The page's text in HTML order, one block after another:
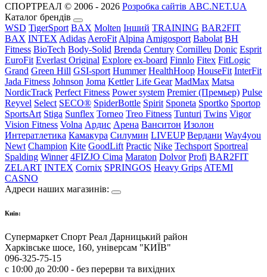
СПОРТРЕАЛ © 2006 - 2026 Розробка сайтів ABC.NET.UA
Каталог брендів
WSD TigerSport BAX Molten Інший TRAINING BAR2FIT
BAX INTEX Adidas AeroFit Alpina Amigosport Babolat BH
Fitness BioTech Body-Solid Brenda Century Cornilleu Donic Esprit
EuroFit Everlast Original Explore ex-board Finnlo Fitex FitLogic
Grand Green Hill GSI-sport Hummer HealthHoop HouseFit InterFit
Jada Fitness Johnson Joma Kettler Life Gear MadMax Matsa
NordicTrack Perfect Fitness Power system Premier (Премьер) Pulse
Reyvel Select SECO® SpiderBottle Spirit Sponeta Sportko Sportop
SportsArt Stiga Sunflex Torneo Treo Fitness Tunturi Twins Vigor
Vision Fitness Volna Ардис Арена Ванситон Изолон
Интератлетика Камакура Силумин LIVEUP Вердани Way4you
Newt Champion Kite GoodLift Practic Nike Techsport Sportreal
Spalding Winner 4FIZJO Cima Maraton Dolvor Profi BAR2FIT
ZELART INTEX Cornix SPRINGOS Heavy Grips ATEMI
CASNO
Адреси наших магазинів:
Київ:
Супермаркет Спорт Реал Дарницький район
Харківське шосе, 160, універсам "КИЇВ"
096-325-75-15
с 10:00 до 20:00 - без перерви та вихідних